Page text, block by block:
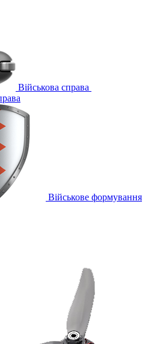
Військова справа
Військове формування